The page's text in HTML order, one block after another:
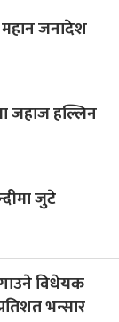
जनादेश
जहाज हल्लिन
जुटे
विधेयक
भन्सार